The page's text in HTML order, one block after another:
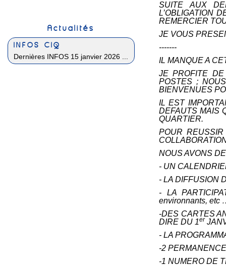
Actualités
INFOS CIQ
Dernières INFOS 15 janvier 2026 ...
SUITE AUX
L’OBLIGATION
REMERCIER
JE VOUS
-------
IL MANQUE A
JE PROFITE
POSTES ;
BIENVENUES
IL EST
DEFAUTS MAIS
QUARTIER.
POUR
NOUS AVONS
- UN
- LA DIFFUSION
- LA
environnants, etc
-DES CARTES
DIRE DU 1er
- LA
-2
-1 NUMERO DE